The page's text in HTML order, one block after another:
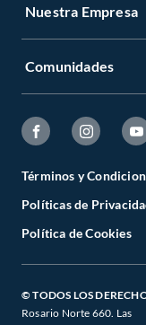
Nuestra Empresa
Comunidades
Términos y
Políticas de
Política de Cookies
© TODOS LOS
Rosario Norte 660. Las